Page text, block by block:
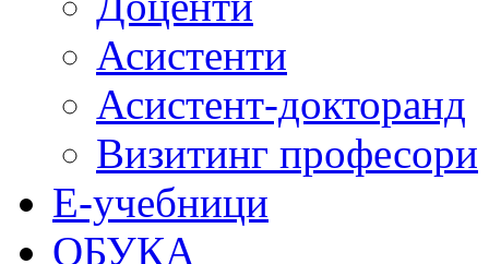
Асистенти
Асистент-докторанд
Визитинг професори
Е-учебници
ОБУКА